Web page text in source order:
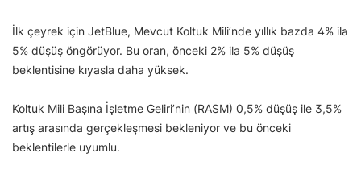
İlk çeyrek için JetBlue, Mevcut Koltuk Mili’nde yıllık bazda 4% ila
5% düşüş öngörüyor. Bu oran, önceki 2% ila 5% düşüş
beklentisine kıyasla daha yüksek.
Koltuk Mili Başına İşletme Geliri’nin (RASM) 0,5% düşüş ile 3,5%
artış arasında gerçekleşmesi bekleniyor ve bu önceki
beklentilerle uyumlu.